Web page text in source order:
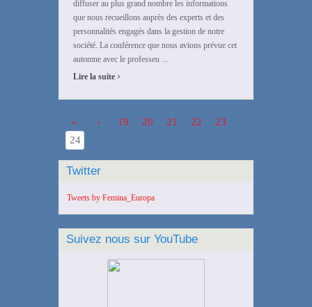
diffuser au plus grand nombre les informations
que nous recueillons auprès des experts et des
personnalités engagés dans la gestion de notre
société. La conférence que nous avions prévue cet
automne avec le professeu ...
Lire la suite ›
« ‹ 19 20 21 22
23
24
Twitter
Tweets by Femina_Europa
Suivez nous sur YouTube